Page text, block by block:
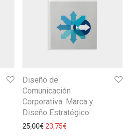
Diseño de
Comunicación
Corporativa. Marca y
Diseño Estratégico
25,00€23,75€